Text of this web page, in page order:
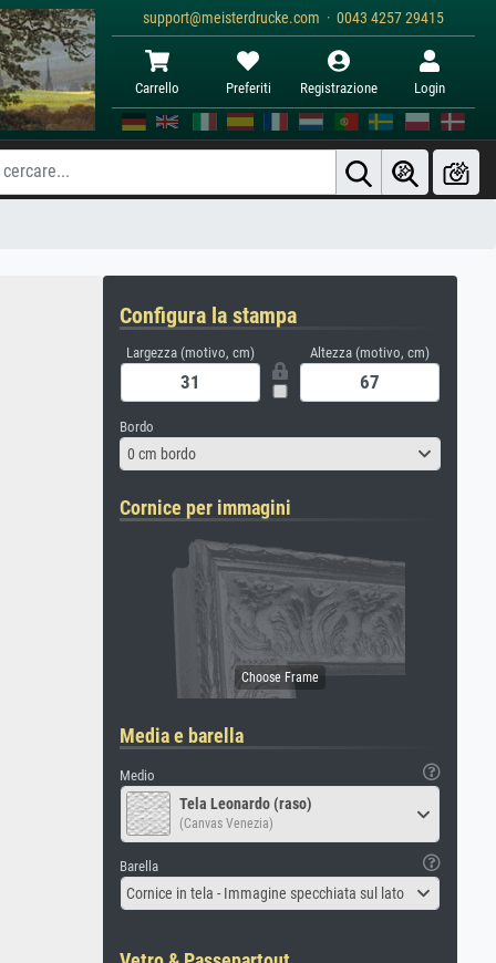
support@meisterdrucke.com · 0043 4257 29415
Carrello Preferiti Registrazione Login
Configura la stampa
Largezza (motivo, cm) Altezza (motivo, cm)
Bordo
0 cm bordo
Cornice per immagini
Media e barella
Medio
Tela Leonardo (raso)
(Canvas Venezia)
Barella
Cornice in tela - Immagine specchiata sul lato